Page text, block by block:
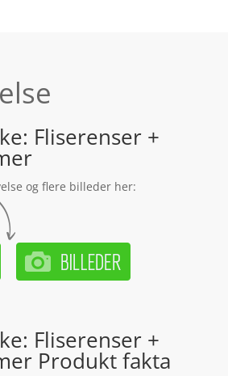
Fliserenser +
og flere billeder her:
Fliserenser +
Produkt fakta